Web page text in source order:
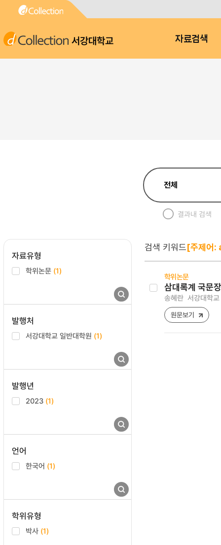
서강대학교 자료검색
결과내 검색
자료유형
학위논문 (1)
발행처
서강대학교 일반대학원 (1)
발행년
2023 (1)
언어
한국어 (1)
학위유형
박사 (1)
검색 키워드[주제
학위논문
삼대록계 국문
송혜란 서강대학
원문보기